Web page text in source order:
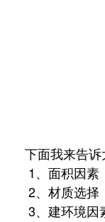
下面我来告诉
1、面积因素：
2、材质选择：
3、建环境因素